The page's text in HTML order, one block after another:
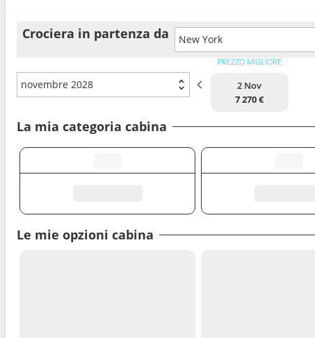
Crociera in partenza da New York
novembre 2028
PREZZO MIGLIORE
2 Nov
7 270 €
La mia categoria cabina
Le mie opzioni cabina